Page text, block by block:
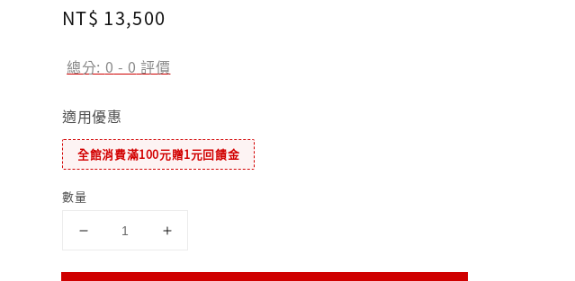
Regular
NT$ 13,500
總分: 0 - 0 評價
適用優惠
全館消費滿100元贈1元回饋金
數量